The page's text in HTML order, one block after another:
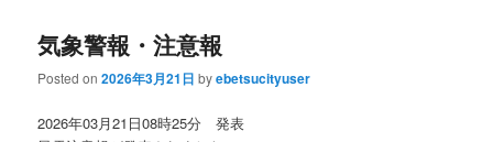
気象警報・注意報
Posted on2026年3月21日 byebetsucityuser
2026年03月21日08時25分 発表